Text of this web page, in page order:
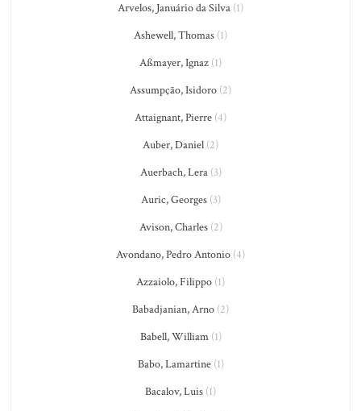
Arvelos, Januário da Silva (1)
Ashewell, Thomas (1)
Aßmayer, Ignaz (1)
Assumpção, Isidoro (2)
Attaignant, Pierre (4)
Auber, Daniel (2)
Auerbach, Lera(3)
Auric, Georges(3)
Avison, Charles(2)
Avondano, Pedro Antonio (4)
Azzaiolo, Filippo (1)
Babadjanian, Arno (2)
Babell, William(1)
Babo, Lamartine(1)
Bacalov, Luis (1)